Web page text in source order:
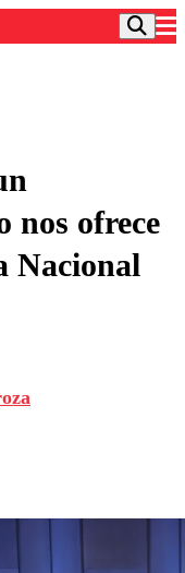
nos ofrece
Nacional